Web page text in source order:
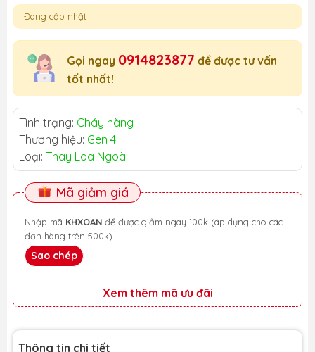
Đang cập nhật
Gọi ngay 0914823877 để được tư vấn
tốt nhất!
Tình trạng: Cháy hàng
Thương hiệu: Gen 4
Loại: Thay Loa Ngoài
Mã giảm giá
Nhập mã KHXOAN
đơn hàng trên 500k)
Sao chép
Xem thêm mã ưu đãi
Thông tin chi tiết